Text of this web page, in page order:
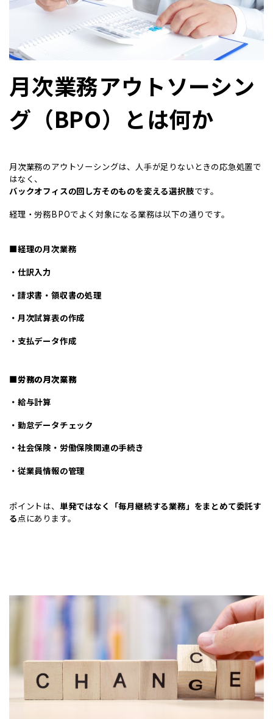
月次業務アウトソーシン
グ（BPO）とは何か
月次業務のアウトソーシングは、人手が足りないときの応急処置で
はなく、
バックオフィスの回し方そのものを変える選択肢です。
経理・労務BPOでよく対象になる業務は以下の通りです。
■経理の月次業務
・仕訳入力
・請求書・領収書の処理
・月次試算表の作成
・支払データ作成
■労務の月次業務
・給与計算
・勤怠データチェック
・社会保険・労働保険関連の手続き
・従業員情報の管理
ポイントは、 単発ではなく「毎月継続する業務」をまとめて委託す
る点にあります。